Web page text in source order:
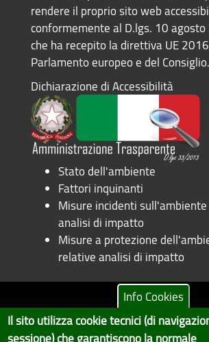
rendere il proprio sito web
conformemente al D.lgs. 10
che ha recepito la direttiva UE
Parlamento europeo e del Consiglio.
Dichiarazione di Accessibilità
Stato dell'ambiente
Fattori inquinanti
Misure incidenti
analisi di impatto
Misure a protezione
relative analisi di impatto
Copyright © 2017 Città metropolitana di
Info Cookies
Il sito utilizza cookie tecnici (di
sessione) che garantiscono la normale